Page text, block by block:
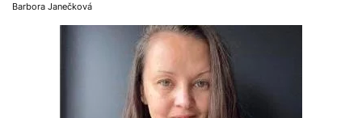
Barbora Janečková